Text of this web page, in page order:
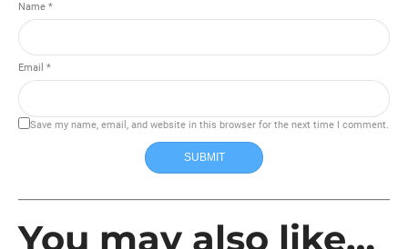
Name *
Email *
Save my name, email, and website in this browser for the next time I comment.
SUBMIT
You may also like…